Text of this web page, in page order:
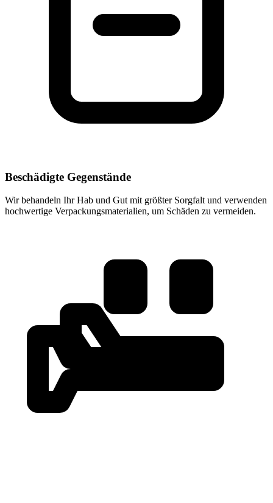
Beschädigte Gegenstände
Wir behandeln Ihr Hab und Gut mit größter Sorgfalt und verwenden
hochwertige Verpackungsmaterialien, um Schäden zu vermeiden.